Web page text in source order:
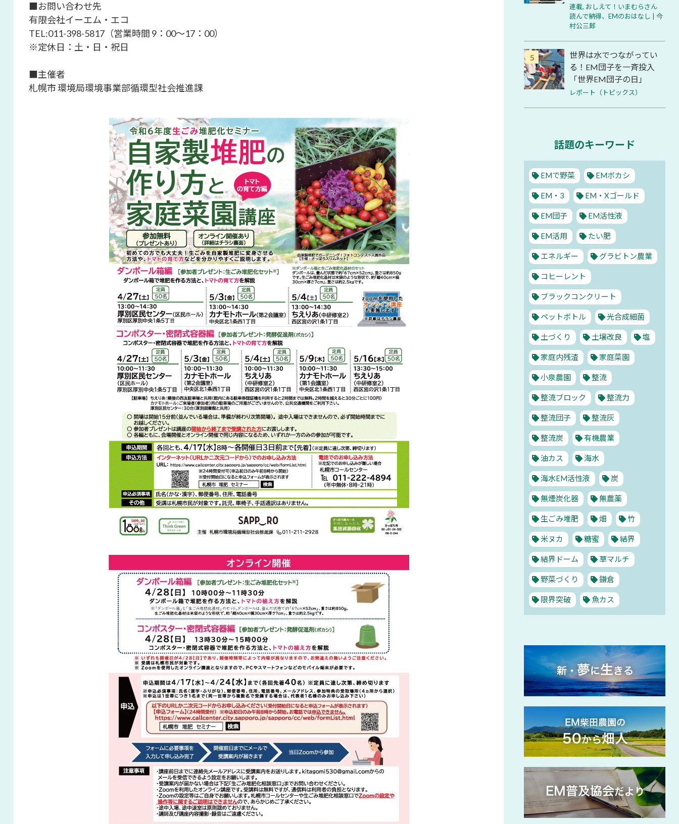
■お問い合わせ先
有限会社イーエム・エコ
TEL:011-398-5817（営業時間 9：00～17：00）
※定休日：土・日・祝日
■主催者
札幌市 環境局環境事業部循環型社会推進課
連載, おしえて！いまむらさん
読んで納得、EMのおはなし | 今
村公三郎
世界は水でつながってい
る！EM団子を一斉投入
「世界EM団子の日」
レポート（トピックス）
話題のキーワード
EMで野菜 EMボカシ
EM・3 EM・Xゴールド
EM団子 EM活性液
EM活用 たい肥
エネルギー グラビトン農業
コヒーレント
ブラックコンクリート
ペットボトル 光合成細菌
土づくり 土壌改良 塩
家庭内残渣 家庭菜園
小泉農園 整流
整流ブロック 整流力
整流団子 整流灰
整流炭 有機農業
油カス 海水
海水EM活性液 炭
無煙炭化器 無農薬
生ごみ堆肥 畑 竹
米ヌカ 糖蜜 結界
結界ドーム 草マルチ
野菜づくり 鎌倉
限界突破 魚カス